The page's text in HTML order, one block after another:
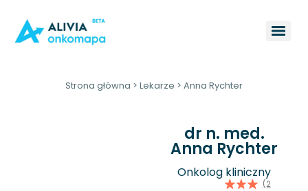
Strona główna > Lekarze > Anna Rychter
dr n. med.
Anna Rychter
Onkolog kliniczny
(2